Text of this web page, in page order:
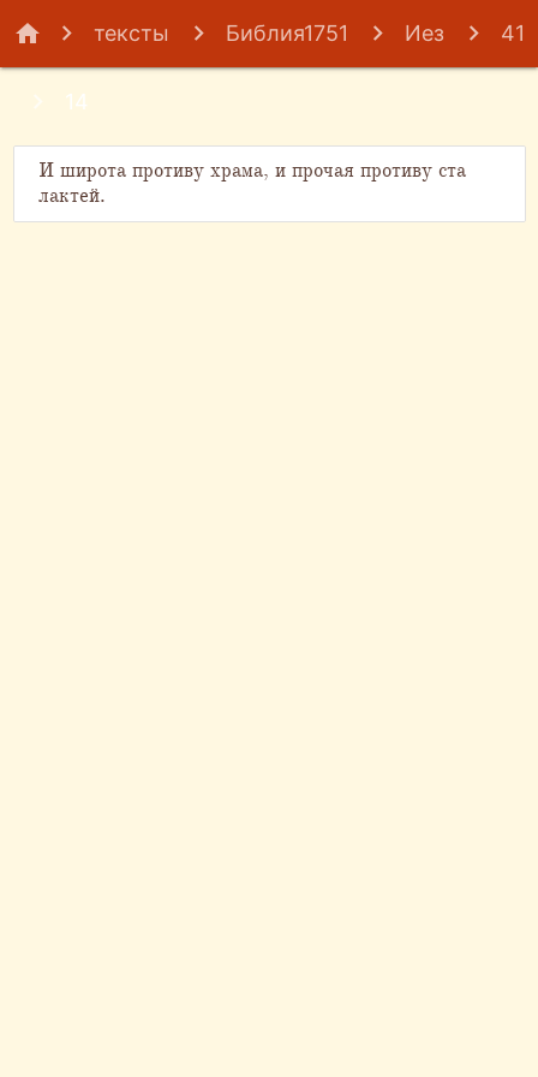
home тексты Библия1751 Иез 41
14
И широта противу храма, и прочая противу ста
лактей.